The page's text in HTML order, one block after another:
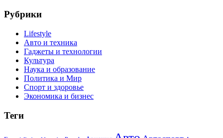
Рубрики
Lifestyle
Авто и техника
Гаджеты и технологии
Культура
Наука и образование
Политика и Мир
Спорт и здоровье
Экономика и бизнес
Теги